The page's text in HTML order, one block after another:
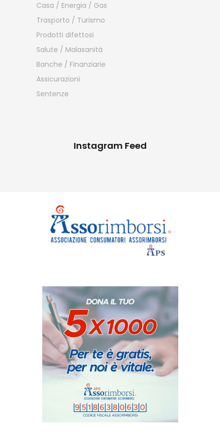
Casa / Energia / Gas
Trasporto / Turismo
Prodotti difettosi
Salute / Malasanità
Banche / Finanziarie
Assicurazioni
Sentenze
Instagram Feed